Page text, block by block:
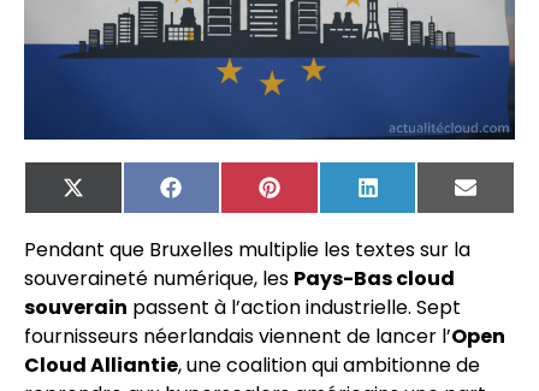
X
(Twitter)
FacebookPinterest LinkedIn
Email
Pendant que Bruxelles multiplie les textes sur la
souveraineté numérique, les Pays-Bas cloud
souverain passent à l’action industrielle. Sept
fournisseurs néerlandais viennent de lancer l’Open
Cloud Alliantie, une coalition qui ambitionne de